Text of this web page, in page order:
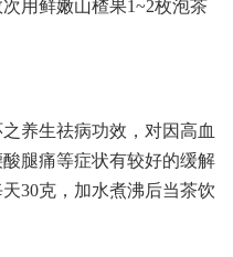
用鲜嫩山楂果1~2枚泡茶
养生祛病功效，对因高血
腿痛等症状有较好的缓解
30克，加水煮沸后当茶饮